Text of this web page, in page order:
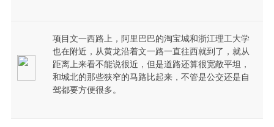
项目文一西路上，阿里巴巴的淘宝城和浙江理工大学
也在附近，从黄龙沿着文一路一直往西就到了，就从
距离上来看不能说很近，但是道路还算很宽敞平坦，
和城北的那些狭窄的马路比起来，不管是公交还是自
驾都要方便很多。